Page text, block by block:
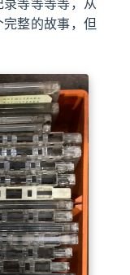
整的故事，但